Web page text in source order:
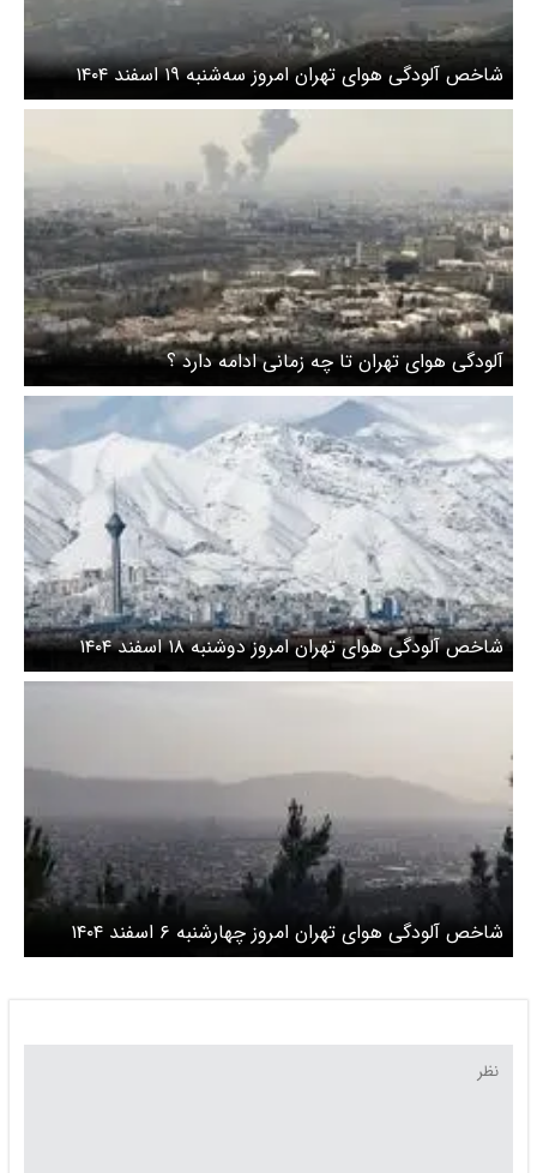
شاخص آلودگی هوای تهران امروز سه‌شنبه ۱۹ اسفند ۱۴۰۴
آلودگی هوای تهران تا چه زمانی ادامه دارد ؟
شاخص آلودگی هوای تهران امروز دوشنبه ۱۸ اسفند ۱۴۰۴
شاخص آلودگی هوای تهران امروز چهارشنبه ۶ اسفند ۱۴۰۴